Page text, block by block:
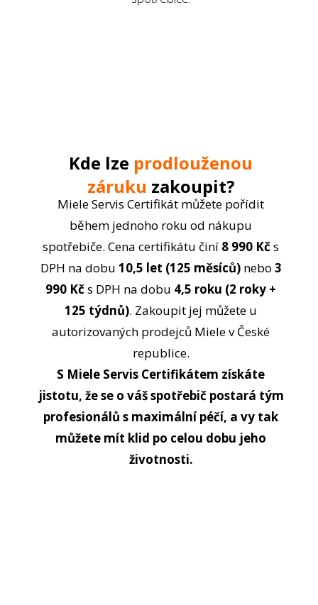
Kde lze prodlouženou
záruku zakoupit?
Miele Servis Certifikát můžete pořídit
během jednoho roku od nákupu
spotřebiče. Cena certifikátu činí 8 990 Kčs
DPH na dobu 10,5 let (125 měsíců) nebo 3
990 Kčs DPH na dobu 4,5 roku (2 roky +
125 týdnů). Zakoupit jej můžete u
autorizovaných prodejců Miele v České
republice.
S Miele Servis Certifikátem získáte
jistotu, že se o váš spotřebič postará tým
profesionálů s maximální péčí, a vy tak
můžete mít klid po celou dobu jeho
životnosti.